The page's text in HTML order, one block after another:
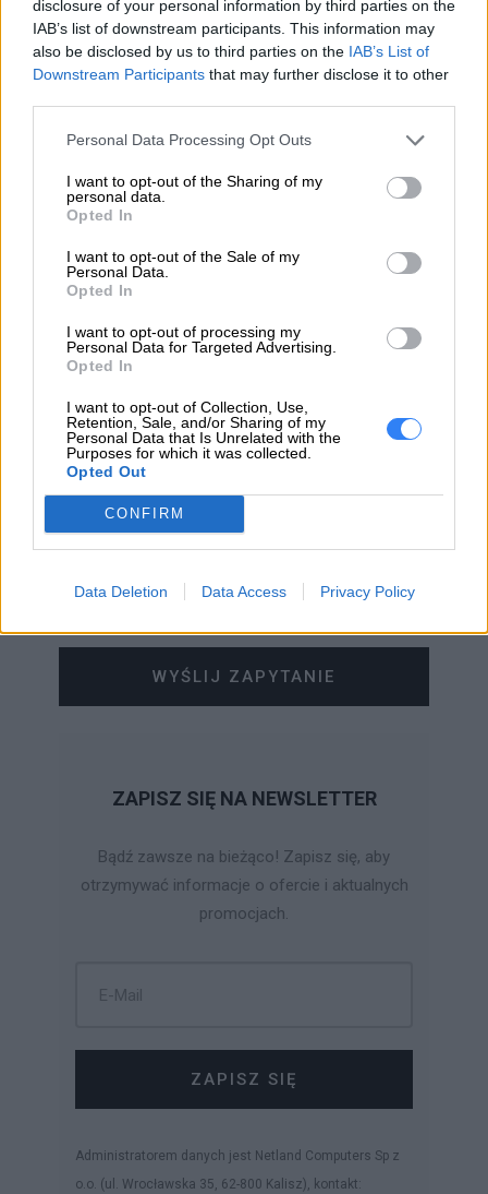
disclosure of your personal information by third parties on the
IAB’s list of downstream participants. This information may
also be disclosed by us to third parties on the IAB’s List of
Downstream Participants that may further disclose it to other
Personal Data Processing Opt Outs
I want to opt-out of the Sharing of my
personal data.
Opted In
I want to opt-out of the Sale of my
Personal Data.
Opted In
I want to opt-out of processing my
Personal Data for Targeted Advertising.
Opted In
I want to opt-out of Collection, Use,
Retention, Sale, and/or Sharing of my
Personal Data that Is Unrelated with the
Purposes for which it was collected.
Opted Out
CONFIRM
Data Deletion Data Access Privacy Policy
ZAPYTAJ O PRODUKT
Zapytanie o "Bateria Lenovo 4-Cell 40+ 58Wh
EMAIL
WIADOMOŚĆ
WYŚLIJ ZAPYTANIE
ZAPISZ SIĘ NA NEWSLETTER
Bądź zawsze na bieżąco! Zapisz się, aby
otrzymywać informacje o ofercie i aktualnych
promocjach.
ZAPISZ SIĘ
Administratorem danych jest Netland Computers Sp z
o.o. (ul. Wrocławska 35, 62-800 Kalisz), kontakt: